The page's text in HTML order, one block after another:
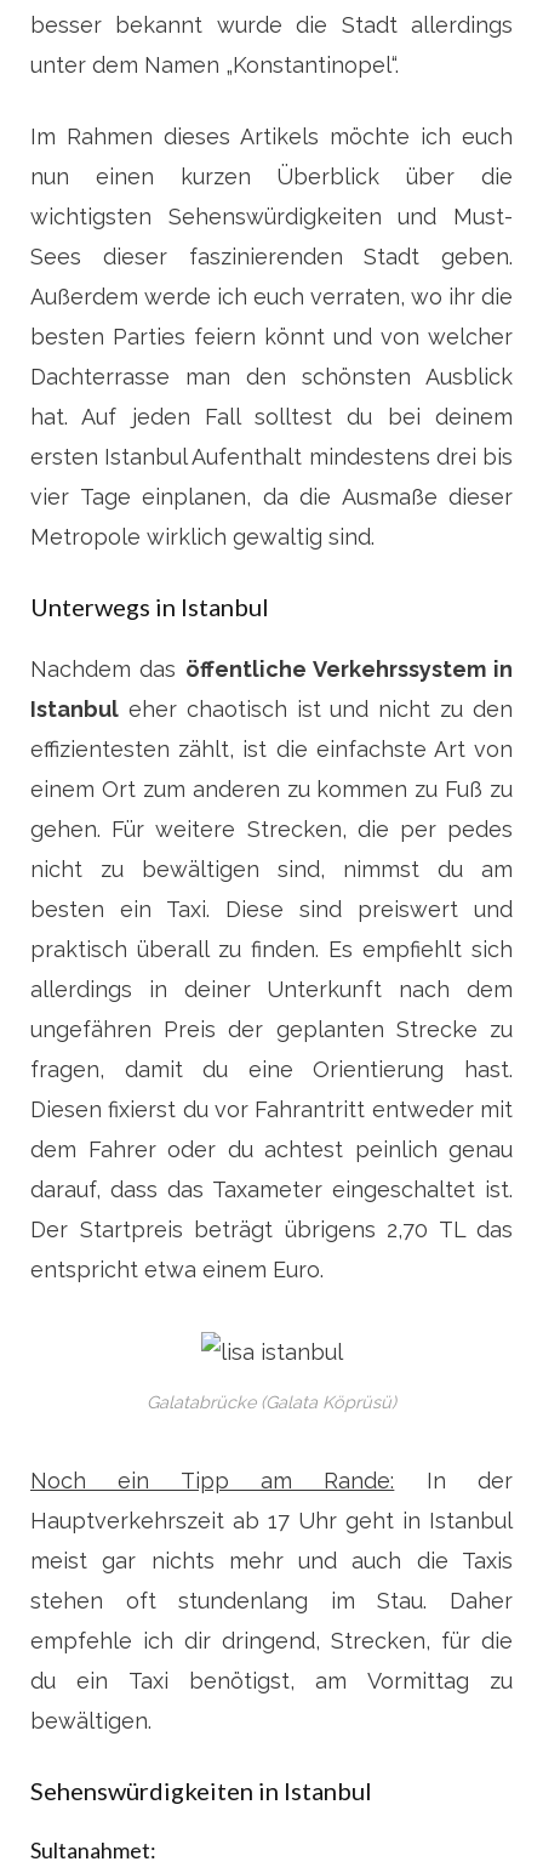
besser bekannt wurde die Stadt allerdings
unter dem Namen „Konstantinopel“.
Im Rahmen dieses Artikels möchte ich euch
nun einen kurzen Überblick über die
wichtigsten Sehenswürdigkeiten und Must-
Sees dieser faszinierenden Stadt geben.
Außerdem werde ich euch verraten, wo ihr die
besten Parties feiern könnt und von welcher
Dachterrasse man den schönsten Ausblick
hat. Auf jeden Fall solltest du bei deinem
ersten Istanbul Aufenthalt mindestens drei bis
vier Tage einplanen, da die Ausmaße dieser
Metropole wirklich gewaltig sind.
Unterwegs in Istanbul
Nachdem das öffentliche Verkehrssystem in
Istanbul eher chaotisch ist und nicht zu den
effizientesten zählt, ist die einfachste Art von
einem Ort zum anderen zu kommen zu Fuß zu
gehen. Für weitere Strecken, die per pedes
nicht zu bewältigen sind, nimmst du am
besten ein Taxi. Diese sind preiswert und
praktisch überall zu finden. Es empfiehlt sich
allerdings in deiner Unterkunft nach dem
ungefähren Preis der geplanten Strecke zu
fragen, damit du eine Orientierung hast.
Diesen fixierst du vor Fahrantritt entweder mit
dem Fahrer oder du achtest peinlich genau
darauf, dass das Taxameter eingeschaltet ist.
Der Startpreis beträgt übrigens 2,70 TL das
entspricht etwa einem Euro.
Galatabrücke (Galata Köprüsü)
Noch ein Tipp am Rande: In der
Hauptverkehrszeit ab 17 Uhr geht in Istanbul
meist gar nichts mehr und auch die Taxis
stehen oft stundenlang im Stau. Daher
empfehle ich dir dringend, Strecken, für die
du ein Taxi benötigst, am Vormittag zu
bewältigen.
Sehenswürdigkeiten in Istanbul
Sultanahmet: